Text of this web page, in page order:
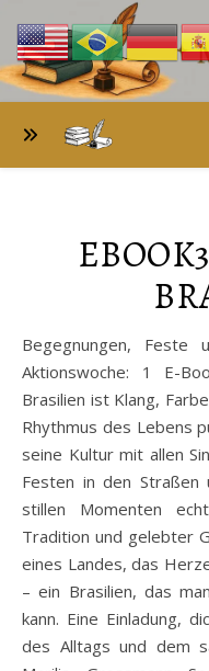
Begegnungen, Feste und der Rhythmus des Lebens
Aktionswoche: 1 E-
Brasilien ist Klang,
Rhythmus des Lebens
seine Kultur mit allen
Festen in den
stillen Momenten
Tradition und gelebter
eines Landes, das
– ein Brasilien, das
kann. Eine Einladung,
des Alltags und dem